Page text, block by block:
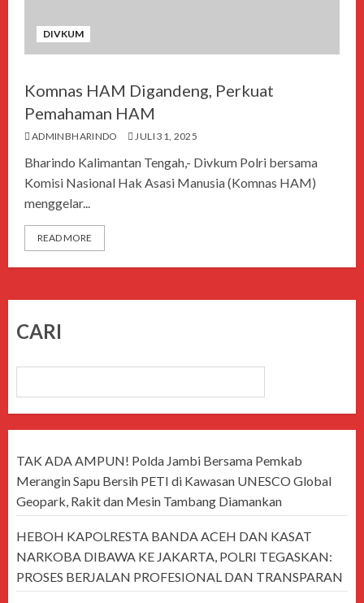
DIVKUM
Komnas HAM Digandeng, Perkuat
Pemahaman HAM
ADMINBHARINDO JULI 31, 2025
Bharindo Kalimantan Tengah,- Divkum Polri bersama
Komisi Nasional Hak Asasi Manusia (Komnas HAM)
menggelar...
READ MORE
CARI
TAK ADA AMPUN! Polda Jambi Bersama Pemkab
Merangin Sapu Bersih PETI di Kawasan UNESCO Global
Geopark, Rakit dan Mesin Tambang Diamankan
HEBOH KAPOLRESTA BANDA ACEH DAN KASAT
NARKOBA DIBAWA KE JAKARTA, POLRI TEGASKAN:
PROSES BERJALAN PROFESIONAL DAN TRANSPARAN